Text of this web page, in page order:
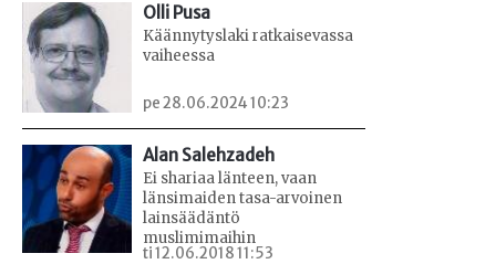
Olli Pusa
Käännytyslaki ratkaisevassa
vaiheessa
pe 28.06.2024 10:23
Alan Salehzadeh
Ei shariaa länteen, vaan
länsimaiden tasa-arvoinen
lainsäädäntö
muslimimaihin
ti 12.06.2018 11:53